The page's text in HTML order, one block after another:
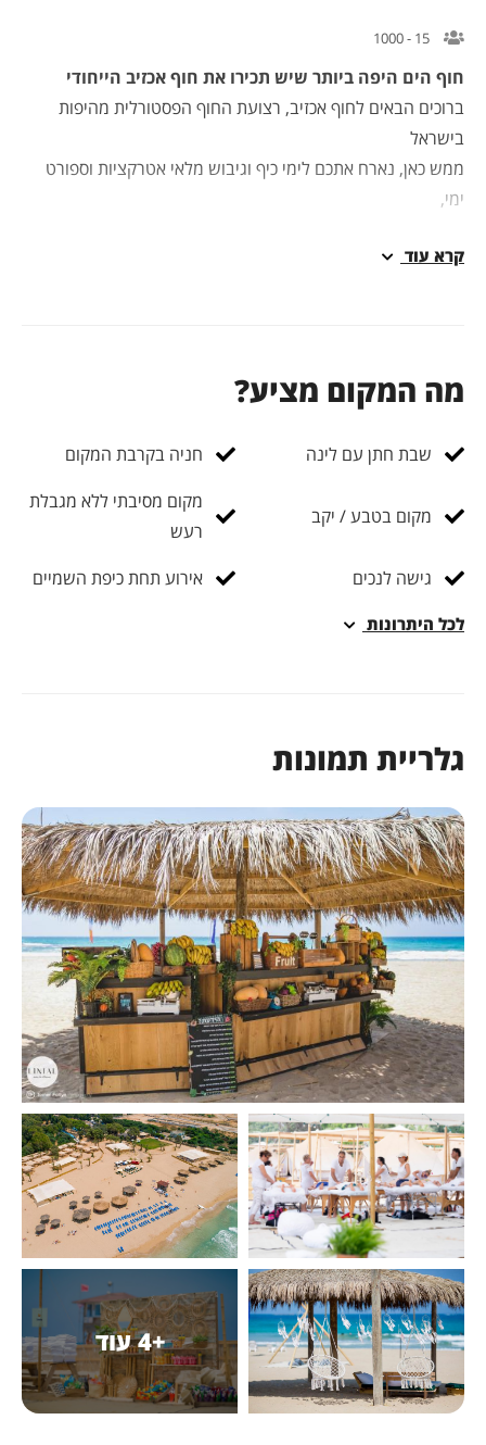
15 - 1000
הים היפה ביותר שיש תכירו את חוף אכזיב הייחודי
הבאים לחוף אכזיב, רצועת החוף הפסטורלית מהיפות
כאן, נארח אתכם לימי כיף וגיבוש מלאי אטרקציות וספורט
חברה ואירועים פרטיים מלאי טבע, ספורט וחוויה על שפת
את המתחם עם המדשאה להופעות, אירועים, חתונות, בר
ואירועי חברה
על החוף, הזולה עם האוכל, פינות הישיבה, הקוקוסים,
והפינוקים בישיבה הנמוכה מול הים לכל מגוון השלם של
מה לא! יש סירות טורנדו שתוכלו להרגיש כמו בחול,
גלשנים ועוד מלא אפשרויות
עוד
המקום מציע?
שבת חתן עם לינה חניה בקרבת המקום
מקום בטבע / יקב
מקום מסיבתי ללא מגבלת
רעש
גישה לנכים
אירוע תחת כיפת השמיים
היתרונות
תמונות
+4 עוד